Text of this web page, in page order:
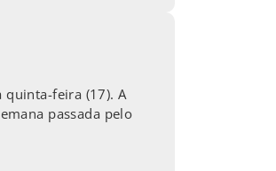
feira (17). A
passada pelo